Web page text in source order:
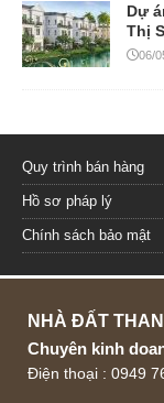
Dự
Thị
06/
Quy trình bán hàng
Hồ sơ pháp lý
Chính sách bảo mật
NHÀ ĐẤT
Chuyên kinh
Điện thoại : 0949